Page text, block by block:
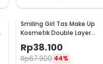
Smiling Girl Tas Make Up
Kosmetik Double Layer
Mesh 20.5x13.5x14cm -
SMG6
Rp38.100
Rp67.900 44%